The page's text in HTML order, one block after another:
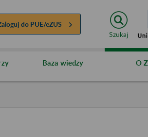
do PUE/eZUS
Szukaj
Baza wiedzy O